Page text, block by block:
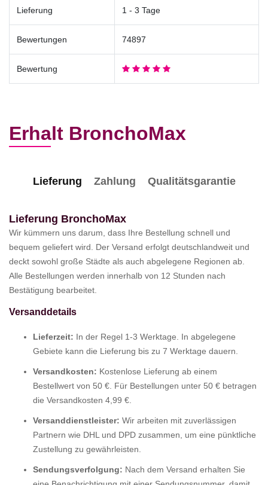
Lieferung 1 - 3 Tage
Bewertungen 74897
Bewertung
Erhalt BronchoMax
Lieferung Zahlung Qualitätsgarantie
Lieferung BronchoMax
Wir kümmern uns darum, dass Ihre Bestellung schnell und
bequem geliefert wird. Der Versand erfolgt deutschlandweit und
deckt sowohl große Städte als auch abgelegene Regionen ab.
Alle Bestellungen werden innerhalb von 12 Stunden nach
Bestätigung bearbeitet.
Versanddetails
Lieferzeit: In der Regel 1-3 Werktage. In abgelegene
Gebiete kann die Lieferung bis zu 7 Werktage dauern.
Versandkosten: Kostenlose Lieferung ab einem
Bestellwert von 50 €. Für Bestellungen unter 50 € betragen
die Versandkosten 4,99 €.
Versanddienstleister: Wir arbeiten mit zuverlässigen
Partnern wie DHL und DPD zusammen, um eine pünktliche
Zustellung zu gewährleisten.
Sendungsverfolgung: Nach dem Versand erhalten Sie